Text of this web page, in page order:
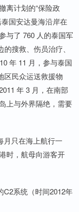
离计划的“保险政
国安达曼海沿岸在
与了 760 人的泰国军
搜救、伤员治疗、
年 11 月，参与泰国
区民众运送救援物
年 3 月，在南部
上与外界隔绝，需要
月只在海上航行一
时，航母向游客开
C2系统（时间2012年